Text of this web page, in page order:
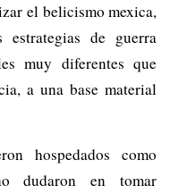
el belicismo mexica,
estrategias de guerra
muy diferentes que
a una base material
hospedados como
dudaron en tomar